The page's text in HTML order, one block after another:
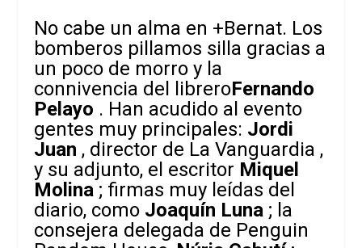
No cabe un alma en +Bernat. Los
bomberos pillamos silla gracias a
un poco de morro y la
connivencia del libreroFernando
Pelayo . Han acudido al evento
gentes muy principales: Jordi
Juan , director de La Vanguardia ,
y su adjunto, el escritor Miquel
Molina ; firmas muy leídas del
diario, como Joaquín Luna ; la
consejera delegada de Penguin